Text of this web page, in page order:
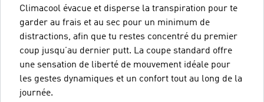
Climacool évacue et disperse la transpiration pour te
garder au frais et au sec pour un minimum de
distractions, afin que tu restes concentré du premier
coup jusqu’au dernier putt. La coupe standard offre
une sensation de liberté de mouvement idéale pour
les gestes dynamiques et un confort tout au long de la
journée.